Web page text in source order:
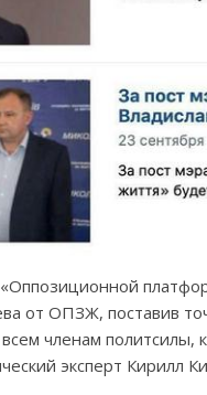
«Оппозиционной
от ОПЗЖ, поставив
членам
эксперт Кирилл